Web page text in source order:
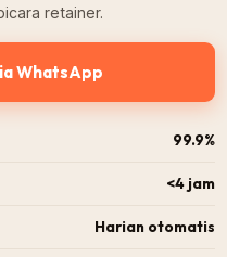
retainer.
WhatsApp
99.9%
<4 jam
Harian otomatis